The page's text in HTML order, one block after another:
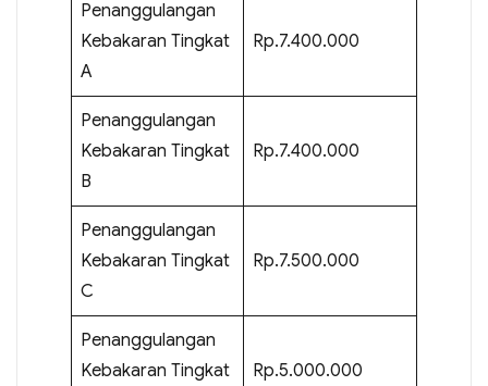
Penanggulangan
Kebakaran Tingkat
A
Rp.7.400.000
Penanggulangan
Kebakaran Tingkat
B
Rp.7.400.000
Penanggulangan
Kebakaran Tingkat
C
Rp.7.500.000
Penanggulangan
Kebakaran Tingkat
Rp.5.000.000